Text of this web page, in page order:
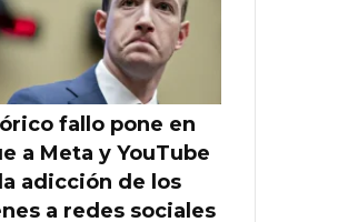
fallo pone en
a Meta y YouTube
adicción de los
a redes sociales